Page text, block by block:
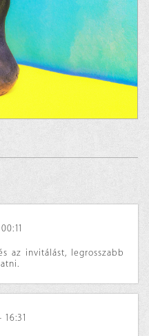
az invitálást, legrosszabb
16:31